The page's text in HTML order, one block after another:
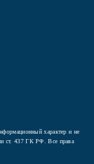
характер и не
ст. 437 ГК РФ. Все права